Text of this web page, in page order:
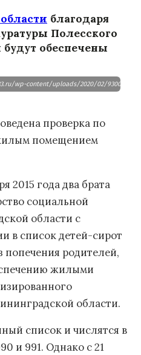
благодаря
Полесского
обеспечены
wp-content/uploads/2020/02/
проверка по
помещением
2015 года два брата
социальной
области с
в список детей-сирот
попечения родителей,
жилыми
области.
список и числятся в
и 991. Однако с 21